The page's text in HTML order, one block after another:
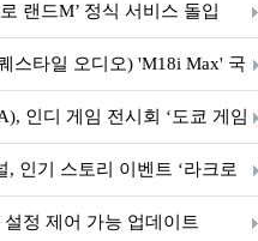
랜드M’ 정식 서비스 돌입
스타일 오디오) 'M18i Max' 국
인디 게임 전시회 ‘도쿄 게임
인기 스토리 이벤트 ‘라크로
벤트 실시!
정 제어 가능 업데이트